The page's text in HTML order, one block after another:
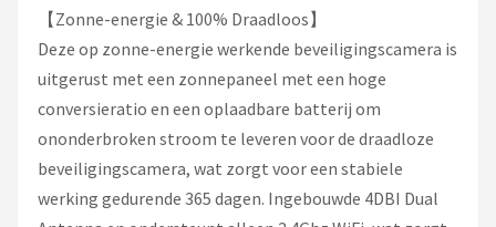
【Zonne-energie & 100% Draadloos】
Deze op zonne-energie werkende beveiligingscamera is
uitgerust met een zonnepaneel met een hoge
conversieratio en een oplaadbare batterij om
ononderbroken stroom te leveren voor de draadloze
beveiligingscamera, wat zorgt voor een stabiele
werking gedurende 365 dagen. Ingebouwde 4DBI Dual